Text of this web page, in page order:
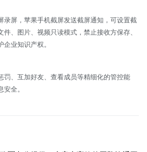
录屏，苹果手机截屏发送截屏通知，可设置截
件、图片、视频只读模式，禁止接收方保存、
业知识产权。
罚、互加好友、查看成员等精细化的管控能
全。